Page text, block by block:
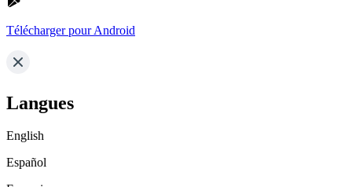
Télécharger pour Android
Langues
English
Español